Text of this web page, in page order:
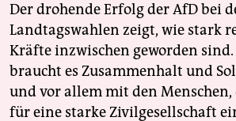
Der drohende Erfolg der AfD bei
Landtagswahlen zeigt, wie stark
Kräfte inzwischen geworden sind.
braucht es Zusammenhalt und
und vor allem mit den Menschen,
für eine starke Zivilgesellschaft